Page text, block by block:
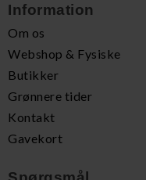
Information
Om os
Webshop & Fysiske
Butikker
Grønnere tider
Kontakt
Gavekort